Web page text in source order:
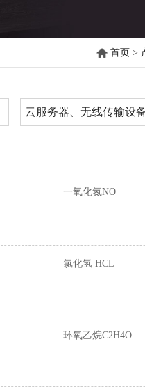
首页 >
云服务器、无线传输设
一氧化氮NO
氯化氢 HCL
环氧乙烷C2H4O